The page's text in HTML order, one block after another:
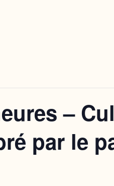
–
par le